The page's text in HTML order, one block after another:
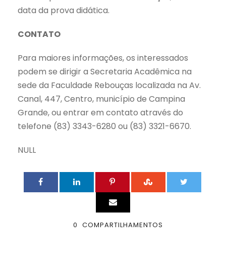
data da prova didática.
CONTATO
Para maiores informações, os interessados
podem se dirigir a Secretaria Acadêmica na
sede da Faculdade Rebouças localizada na Av.
Canal, 447, Centro, município de Campina
Grande, ou entrar em contato através do
telefone (83) 3343-6280 ou (83) 3321-6670.
NULL
0 COMPARTILHAMENTOS